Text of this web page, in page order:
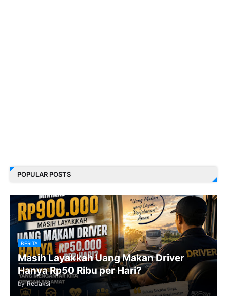
POPULAR POSTS
BERITA
Masih Layakkah Uang Makan Driver
Hanya Rp50 Ribu per Hari?
by Redaksi